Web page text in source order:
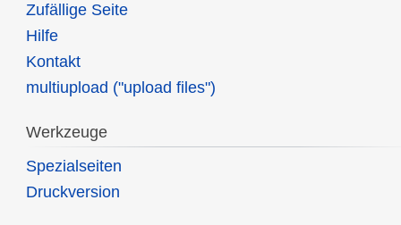
Zufällige Seite
Hilfe
Kontakt
multiupload ("upload files")
Werkzeuge
Spezialseiten
Druckversion